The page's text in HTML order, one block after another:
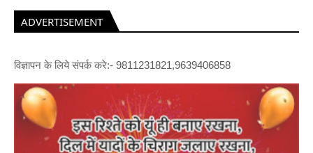
ADVERTISEMENT
विज्ञापन के लिये संपर्क करे:- 9811231821,9639406858